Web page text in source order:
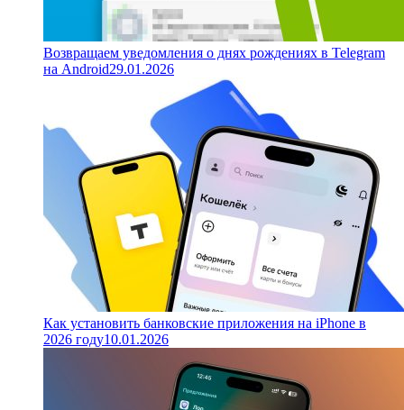
Возвращаем уведомления о днях рождениях в Telegram
на Android29.01.2026
Как установить банковские приложения на iPhone в
2026 году10.01.2026